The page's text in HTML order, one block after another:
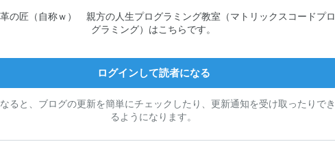
の匠（自称ｗ） 親方の人生プログラミング教室（マトリックスコードプロ
グラミング）はこちらです。
ログインして読者になる
ると、ブログの更新を簡単にチェックしたり、更新通知を受け取ったりでき
るようになります。